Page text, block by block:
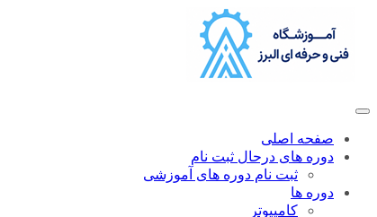
محتوا
صفحه اصلی
دوره های درحال ثبت نام
ثبت نام دوره های آموزشی
دوره ها
کامپیوتر